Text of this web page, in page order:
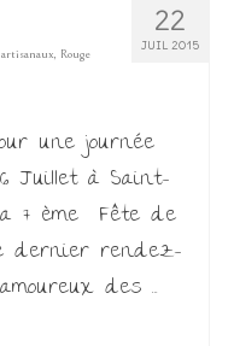
22
JUIL 2015
, Rouge
une journée
Juillet à Saint-
7 ème Fête de
dernier rendez-
des …